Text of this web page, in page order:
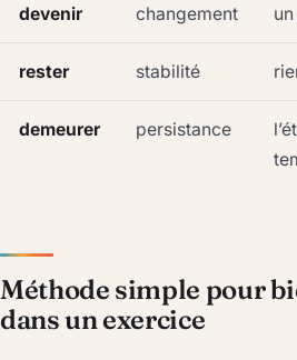
devenir changement
rester stabilité
demeurer persistance
Méthode simple pour
dans un exercice